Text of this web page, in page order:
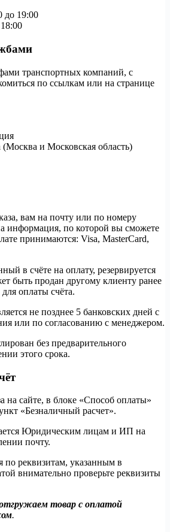
19:00
транспортных компаний, с
по ссылкам или на странице
(Москва и Московская область)
вам на почту или по номеру
информация, по которой вы сможете
принимаются: Visa, MasterCard,
в счёте на оплату, резервируется
быть продан другому клиенту ранее
оплаты счёта.
не позднее 5 банковских дней с
или по согласованию с менеджером.
без предварительного
этого срока.
на сайте, в блоке «Способ оплаты»
«Безналичный расчет».
Юридическим лицам и ИП на
почту.
по реквизитам, указанным в
внимательно проверьте реквизиты
товар с оплатой
.